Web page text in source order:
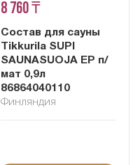
8 760 ₸
Состав для сауны
Tikkurila SUPI
SAUNASUOJA EP п/
мат 0,9л
86864040110
Финляндия